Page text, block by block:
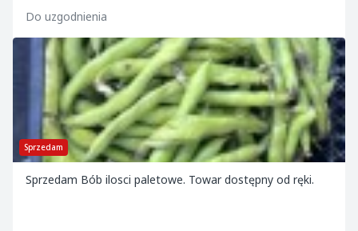
Do uzgodnienia
Sprzedam
Sprzedam Bób ilosci paletowe. Towar dostępny od ręki.